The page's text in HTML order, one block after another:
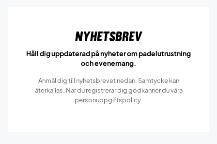
Nyhetsbrev
Håll dig uppdaterad på nyheter om padelutrustning
och evenemang.
Anmäl dig till nyhetsbrevet nedan. Samtycke kan
återkallas. När du registrerar dig godkänner du våra
personuppgiftspolicy.